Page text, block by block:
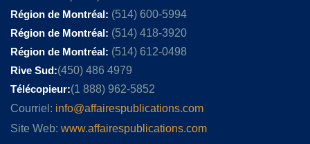
Région de Montréal: (514) 600-5994
Région de Montréal: (514) 418-3920
Région de Montréal: (514) 612-0498
Rive Sud:(450) 486 4979
Télécopieur:(1 888) 962-5852
Courriel: info@affairespublications.com
Site Web: www.affairespublications.com